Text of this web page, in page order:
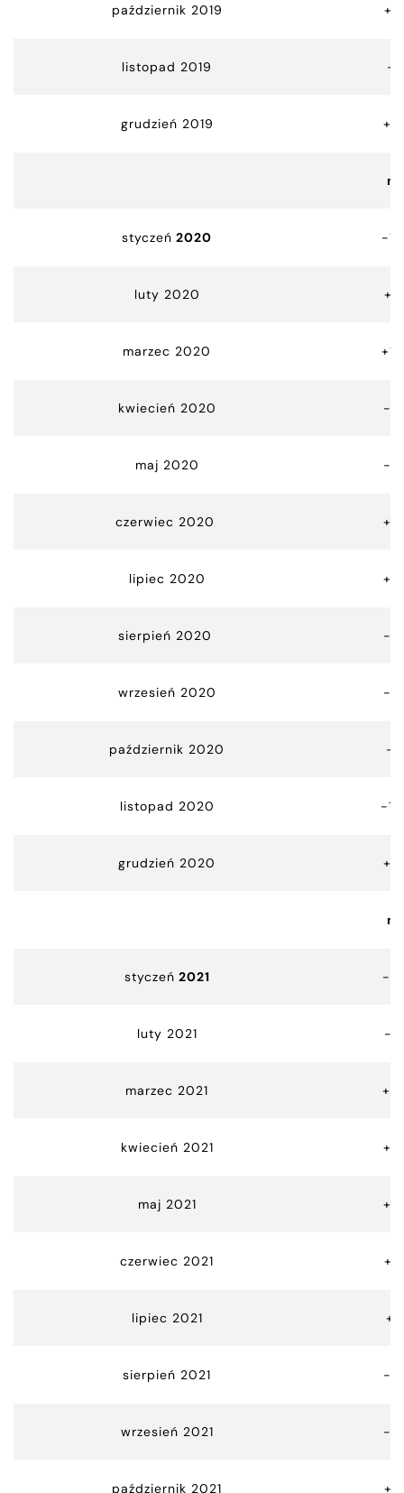
październik 2019
listopad 2019 -
grudzień 2019
styczeń 2020 -
luty 2020
marzec 2020
kwiecień 2020 -
maj 2020 -
czerwiec 2020
lipiec 2020
sierpień 2020 -
wrzesień 2020 -
październik 2020 -
listopad 2020 -
grudzień 2020
styczeń 2021 -
luty 2021 -
marzec 2021
kwiecień 2021
maj 2021
czerwiec 2021
lipiec 2021
sierpień 2021 -
wrzesień 2021 -
październik 2021